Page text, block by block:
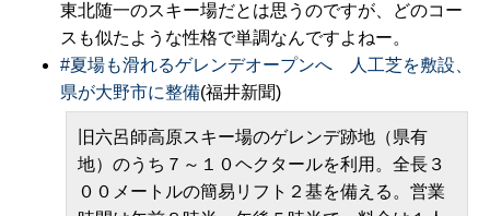
東北随一のスキー場だとは思うのですが、どのコー
スも似たような性格で単調なんですよねー。
#夏場も滑れるゲレンデオープンへ 人工芝を敷設、
県が大野市に整備(福井新聞)
旧六呂師高原スキー場のゲレンデ跡地（県有
地）のうち７～１０ヘクタールを利用。全長３
００メートルの簡易リフト２基を備える。営業